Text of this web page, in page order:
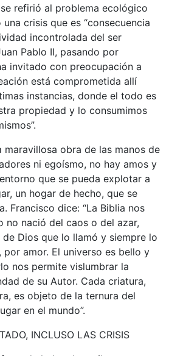
refirió al problema ecológico
crisis que es “consecuencia
incontrolada del ser
Pablo II, pasando por
invitado con preocupación a
está comprometida allí
instancias, donde el todo es
propiedad y lo consumimos
maravillosa obra de las manos de
ni egoísmo, no hay amos y
que se pueda explotar a
un hogar de hecho, que se
Francisco dice: “La Biblia nos
no nació del caos o del azar,
Dios que lo llamó y siempre lo
por amor. El universo es bello y
nos permite vislumbrar la
de su Autor. Cada criatura,
es objeto de la ternura del
en el mundo”.
INCLUSO LAS CRISIS